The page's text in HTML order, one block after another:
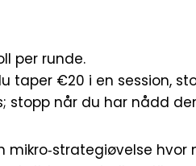
per runde.
taper €20 i en session,
stopp når du har nådd
hvor